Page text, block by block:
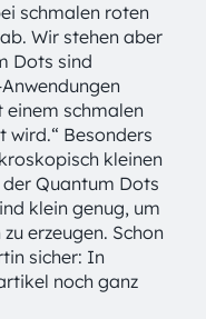
schmalen roten
Wir stehen aber
Dots sind
einem schmalen
wird.“ Besonders
kleinen
Quantum Dots
klein genug, um
erzeugen. Schon
sicher: In
noch ganz